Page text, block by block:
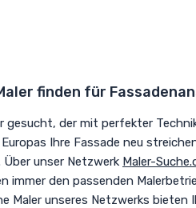
finden für
gesucht, der mit perfekter
Ihre Fassade neu
Über unser Netzwerk Maler-
immer den passenden
Maler unseres Netzwerks